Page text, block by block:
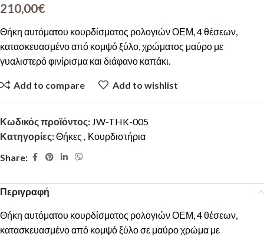
210,00€
Θήκη αυτόματου κουρδίσματος ρολογιών ΟΕΜ, 4 θέσεων,
κατασκευασμένο από κομψό ξύλο, χρώματος μαύρο με
γυαλιστερό φινίρισμα και διάφανο καπάκι.
Add to compare Add to wishlist
Κωδικός προϊόντος: JW-THK-005
Κατηγορίες:Θήκες , Κουρδιστήρια
Share:
Περιγραφή
Θήκη αυτόματου κουρδίσματος ρολογιών ΟΕΜ, 4 θέσεων,
κατασκευασμένο από κομψό ξύλο σε μαύρο χρώμα με